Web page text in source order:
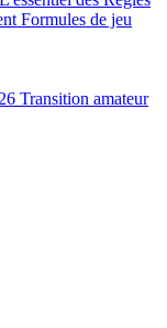
Formules de jeu
Transition amateur